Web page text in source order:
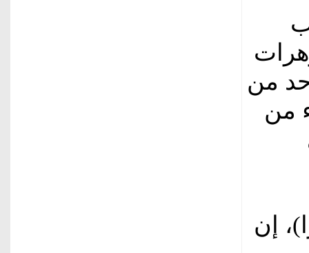
من
من
إن